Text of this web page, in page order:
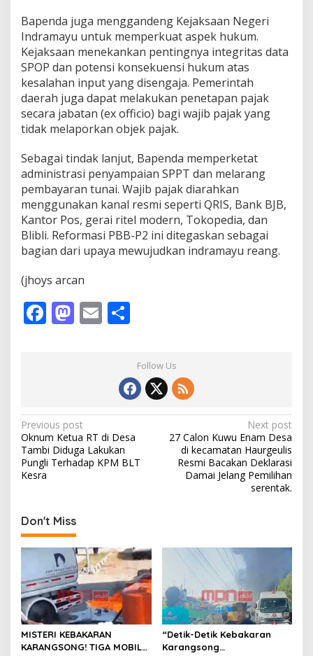
n
d
a
n
B
e
r
k
a
i
l
a
n
Bapenda juga menggandeng Kejaksaan Negeri
Indramayu untuk memperkuat aspek hukum.
Kejaksaan menekankan pentingnya integritas data
SPOP dan potensi konsekuensi hukum atas
kesalahan input yang disengaja. Pemerintah
daerah juga dapat melakukan penetapan pajak
secara jabatan (ex officio) bagi wajib pajak yang
tidak melaporkan objek pajak.
Sebagai tindak lanjut, Bapenda memperketat
administrasi penyampaian SPPT dan melarang
pembayaran tunai. Wajib pajak diarahkan
menggunakan kanal resmi seperti QRIS, Bank BJB,
Kantor Pos, gerai ritel modern, Tokopedia, dan
Blibli. Reformasi PBB-P2 ini ditegaskan sebagai
bagian dari upaya mewujudkan indramayu reang.
(jhoys arcan
F
ac
o
k
M
as
n
E
m
ar
eFollow Us
P
o
s
t
a
v
g
a
t
i
Previous post
Oknum Ketua RT di Desa
Tambi Diduga Lakukan
Pungli Terhadap KPM BLT
Kesra
Next post
27 Calon Kuwu Enam Desa
di kecamatan Haurgeulis
Resmi Bacakan Deklarasi
Damai Jelang Pemilihan
serentak.
Don't Miss
MISTERI KEBAKARAN
KARANGSONG! TIGA MOBIL
“Detik-Detik Kebakaran
Karangsong